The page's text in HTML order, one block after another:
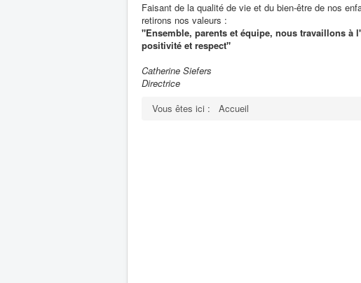
Faisant de la qualité de vie et du bien-être de nos
retirons nos valeurs :
"Ensemble, parents et équipe, nous travaillons à
positivité et respect"
Catherine Siefers
Directrice
Vous êtes ici :
Accueil